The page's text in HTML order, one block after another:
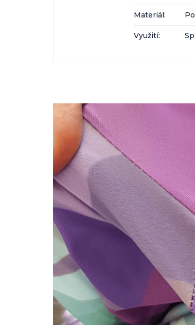
Materiál:
Využití: